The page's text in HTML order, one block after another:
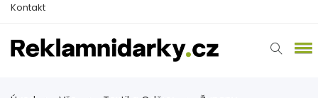
Kontakt